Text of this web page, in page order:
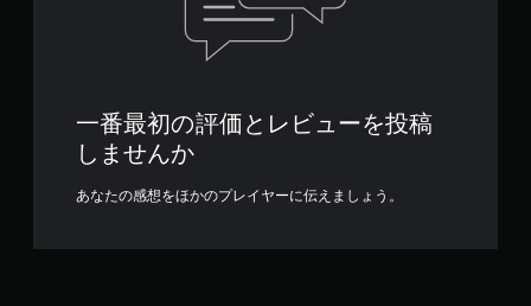
一番最初の評価とレビューを投稿
しませんか
あなたの感想をほかのプレイヤーに伝えましょう。